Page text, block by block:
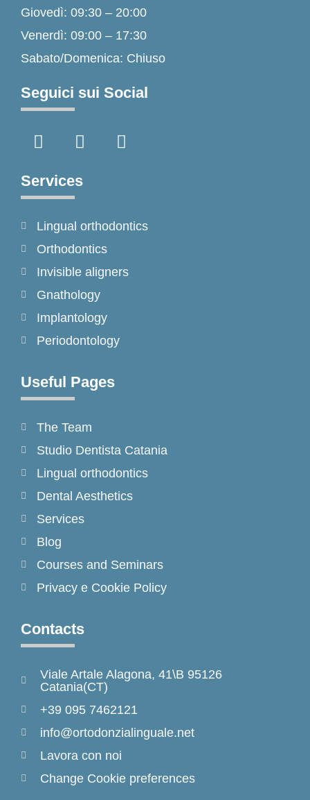
Giovedì: 09:30 – 20:00
Venerdì: 09:00 – 17:30
Sabato/Domenica: Chiuso
Seguici sui Social
a
e
b
o
k
-
f
n
t
r
a
m
i
Services
Lingual orthodontics
Orthodontics
Invisible aligners
Gnathology
Implantology
Periodontology
Useful Pages
The Team
Studio Dentista Catania
Lingual orthodontics
Dental Aesthetics
Services
Blog
Courses and Seminars
Privacy e Cookie Policy
Contacts
Viale Artale Alagona, 41\B 95126
Catania(CT)
+39 095 7462121
info@ortodonzialinguale.net
Lavora con noi
Change Cookie preferences